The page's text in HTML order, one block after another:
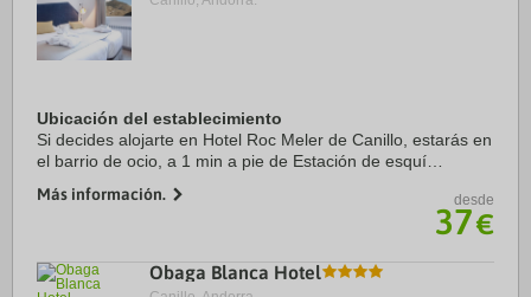
Ubicación del establecimiento
Si decides alojarte en Hotel Roc Meler de Canillo, estarás en
el barrio de ocio, a 1 min a pie de Estación de esquí
hotel de 4 estrellas se ...
Más información. desde
37€
Obaga Blanca Hotel